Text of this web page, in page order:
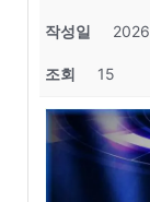
작성일
조회 15